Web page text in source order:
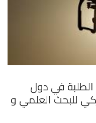
في دول
للبحث العلمي و